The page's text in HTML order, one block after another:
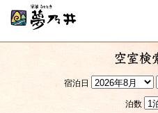
空室検
宿泊日
泊数